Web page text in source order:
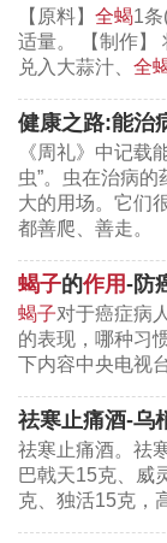
【用法】磨成
配合针灸可治
蝎子的镇痛
【原料】 全蝎1
适量。 【制作】
兑入大蒜汁、 全
健康之路:能治
《周礼》中记载
虫”。虫在治病
大的用场。它们
都善爬、善走。
蝎子的作用-防
蝎子对于癌症病
的表现，哪种习
下内容中央电视
祛寒止痛酒-乌
祛寒止痛酒。祛
巴戟天15克、威
克、独活15克，